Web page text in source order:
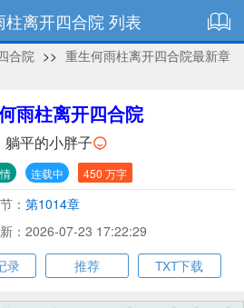
柱离开四合院 列表
合院 >> 重生何雨柱离开四合院最新章
雨柱离开四合院
躺平的小胖子
连载中 450 万字
： 第1014章
：2026-07-23 17:22:29
录 推荐 TXT下载